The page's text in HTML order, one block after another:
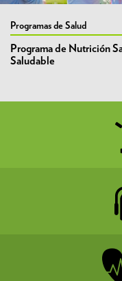
Programas de Salud
Programa de Nutrición
Saludable